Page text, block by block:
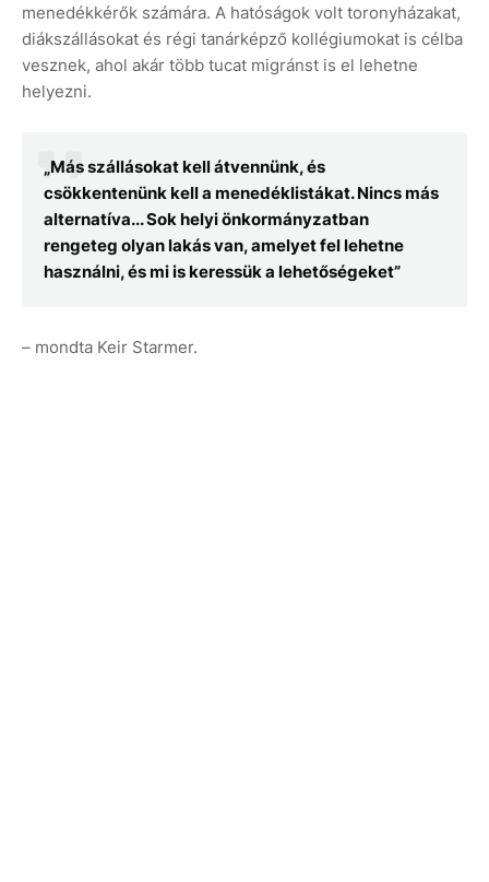
menedékkérők számára. A hatóságok volt toronyházakat,
diákszállásokat és régi tanárképző kollégiumokat is célba
vesznek, ahol akár több tucat migránst is el lehetne
helyezni.
„Más szállásokat kell átvennünk, és
csökkentenünk kell a menedéklistákat. Nincs más
alternatíva... Sok helyi önkormányzatban
rengeteg olyan lakás van, amelyet fel lehetne
használni, és mi is keressük a lehetőségeket”
– mondta Keir Starmer.